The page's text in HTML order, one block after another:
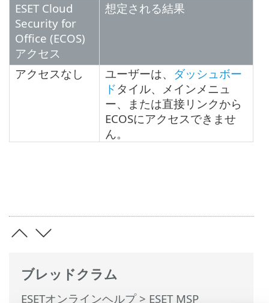
ブレッドクラム
ESETオンラインヘルプ> ESET MSP
ESET Cloud
Security for
Office (ECOS)
アクセス
想定される結果
アクセスなし ユーザーは、 ダッシュボー
ドタイル、メインメニュ
ー、または直接リンクから
ECOSにアクセスできませ
ん。